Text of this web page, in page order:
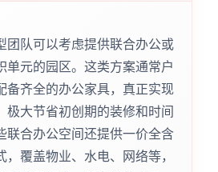
团队可以考虑提供联合办公或
单元的园区。这类方案通常户
备齐全的办公家具，真正实现
极大节省初创期的装修和时间
联合办公空间还提供一价全含
，覆盖物业、水电、网络等，